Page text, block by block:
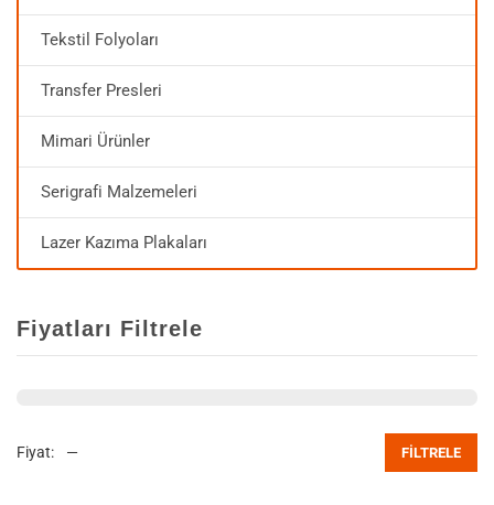
Tekstil Folyoları
Transfer Presleri
Mimari Ürünler
Serigrafi Malzemeleri
Lazer Kazıma Plakaları
Fiyatları Filtrele
FILTRELE
Fiyat: —